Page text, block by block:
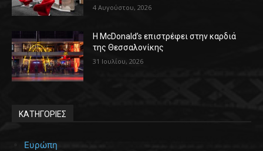
4 Αυγούστου, 2026
Η McDonald’s επιστρέφει στην καρδιά
της Θεσσαλονίκης
31 Ιουλίου, 2026
ΚΑΤΗΓΟΡΙΕΣ
Ευρώπη